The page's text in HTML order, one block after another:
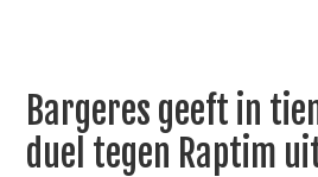
Bargeres geeft in
duel tegen Raptim